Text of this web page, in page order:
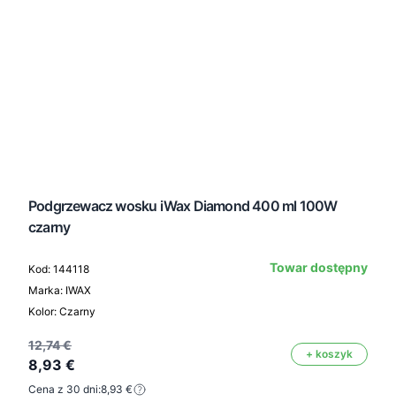
Podgrzewacz wosku iWax Diamond 400 ml 100W
czarny
Kod: 144118
Marka: IWAX
Kolor: Czarny
Towar dostępny
12,74 €
8,93 €
+ koszyk
Cena z 30 dni:8,93 €